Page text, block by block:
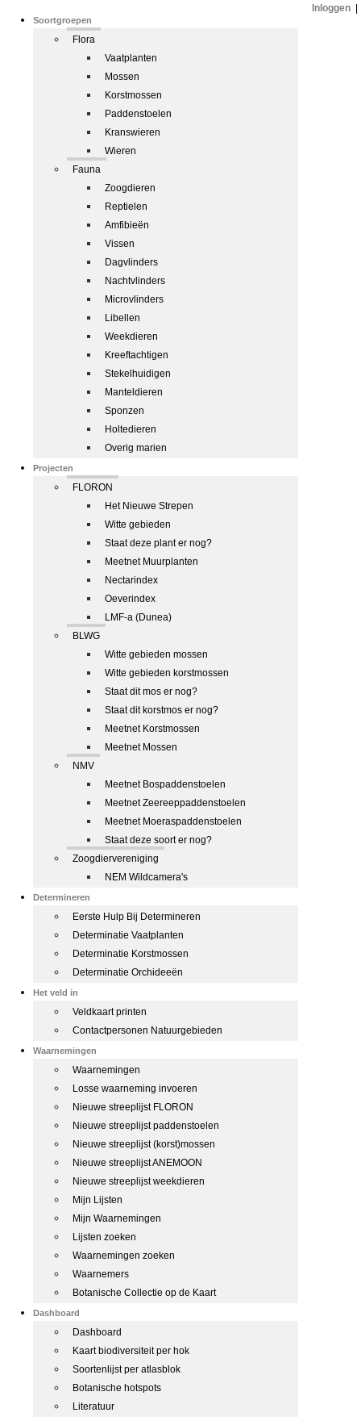
Soortgroepen
Flora
Vaatplanten
Mossen
Korstmossen
Paddenstoelen
Kranswieren
Wieren
Fauna
Zoogdieren
Reptielen
Amfibieën
Vissen
Dagvlinders
Nachtvlinders
Microvlinders
Libellen
Weekdieren
Kreeftachtigen
Stekelhuidigen
Manteldieren
Sponzen
Holtedieren
Overig marien
Projecten
FLORON
Het Nieuwe Strepen
Witte gebieden
Staat deze plant er nog?
Meetnet Muurplanten
Nectarindex
Oeverindex
LMF-a (Dunea)
BLWG
Witte gebieden mossen
Witte gebieden korstmossen
Staat dit mos er nog?
Staat dit korstmos er nog?
Meetnet Korstmossen
Meetnet Mossen
NMV
Meetnet Bospaddenstoelen
Meetnet Zeereeppaddenstoelen
Meetnet Moeraspaddenstoelen
Staat deze soort er nog?
Zoogdiervereniging
NEM Wildcamera's
Determineren
Eerste Hulp Bij Determineren
Determinatie Vaatplanten
Determinatie Korstmossen
Determinatie Orchideeën
Het veld in
Veldkaart printen
Contactpersonen Natuurgebieden
Waarnemingen
Waarnemingen
Losse waarneming invoeren
Nieuwe streeplijst FLORON
Nieuwe streeplijst paddenstoelen
Nieuwe streeplijst (korst)mossen
Nieuwe streeplijst ANEMOON
Nieuwe streeplijst weekdieren
Mijn Lijsten
Mijn Waarnemingen
Lijsten zoeken
Waarnemingen zoeken
Waarnemers
Botanische Collectie op de Kaart
Dashboard
Dashboard
Kaart biodiversiteit per hok
Soortenlijst per atlasblok
Botanische hotspots
Literatuur
Inloggen